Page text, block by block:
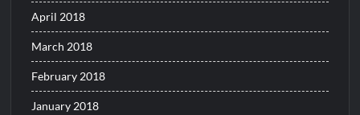
April 2018
March 2018
February 2018
January 2018